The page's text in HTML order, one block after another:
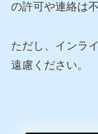
の許可や連絡は
ただし、インラ
遠慮ください。